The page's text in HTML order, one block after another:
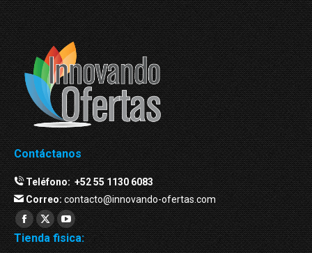
Contáctanos
Teléfono:+52 55 1130 6083
Correo:contacto@innovando-ofertas.com
Facebook
page
Twitter
page
YouTube
page
Tienda fisica: